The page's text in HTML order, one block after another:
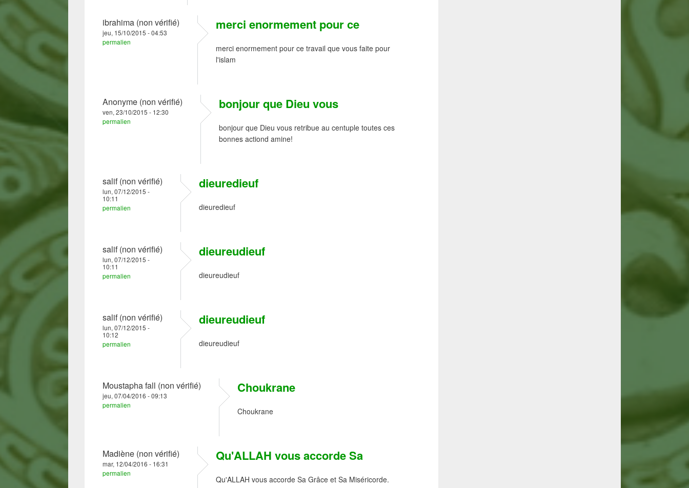
ibrahima (non vérifié)
jeu, 15/10/2015 - 04:53
permalien
merci enormement pour ce
merci enormement pour ce travail que vous faite pour
l'islam
Anonyme (non vérifié)
ven, 23/10/2015 - 12:30
permalien
bonjour que Dieu vous
bonjour que Dieu vous retribue au centuple toutes ces
bonnes actiond amine!
salif (non vérifié)
lun, 07/12/2015 -
10:11
permalien
dieuredieuf
dieuredieuf
salif (non vérifié)
lun, 07/12/2015 -
10:11
permalien
dieureudieuf
dieureudieuf
salif (non vérifié)
lun, 07/12/2015 -
10:12
permalien
dieureudieuf
dieureudieuf
Moustapha fall (non vérifié)
jeu, 07/04/2016 - 09:13
permalien
Choukrane
Choukrane
Madiène (non vérifié)
mar, 12/04/2016 - 16:31
permalien
Qu'ALLAH vous accorde Sa
Qu'ALLAH vous accorde Sa Grâce et Sa Miséricorde.